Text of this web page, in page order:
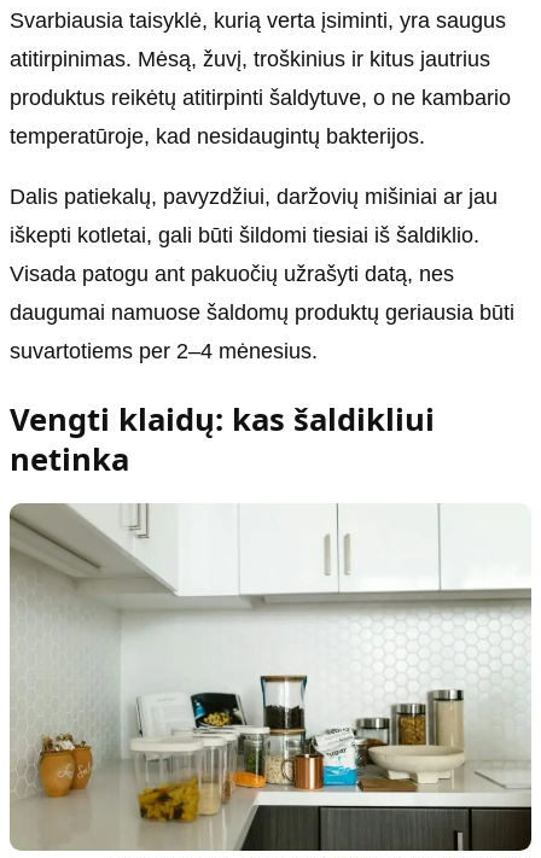
Svarbiausia taisyklė, kurią verta įsiminti, yra saugus
atitirpinimas. Mėsą, žuvį, troškinius ir kitus jautrius
produktus reikėtų atitirpinti šaldytuve, o ne kambario
temperatūroje, kad nesidaugintų bakterijos.
Dalis patiekalų, pavyzdžiui, daržovių mišiniai ar jau
iškepti kotletai, gali būti šildomi tiesiai iš šaldiklio.
Visada patogu ant pakuočių užrašyti datą, nes
daugumai namuose šaldomų produktų geriausia būti
suvartotiems per 2–4 mėnesius.
Vengti klaidų: kas šaldikliui
netinka